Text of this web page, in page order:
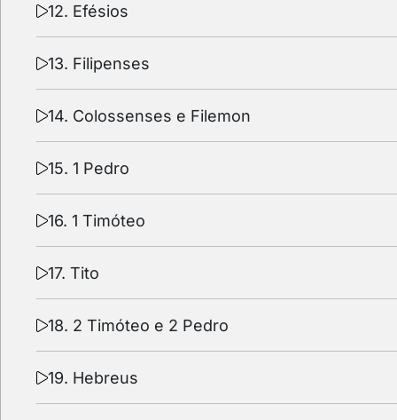
12. Efésios
13. Filipenses
14. Colossenses e Filemon
15. 1 Pedro
16. 1 Timóteo
17. Tito
18. 2 Timóteo e 2 Pedro
19. Hebreus